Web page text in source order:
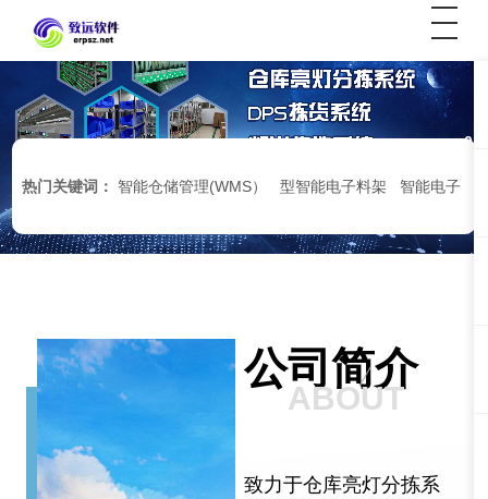
01
热门关键词： 智能仓储管理(WMS） 型智能电子料架 智能电子
公司简介
ABOUT
致力于仓库亮灯分拣系